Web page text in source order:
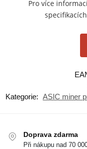
Pro více
Kategorie: ASIC miner
Doprava zdarma
Při nákupu nad 70